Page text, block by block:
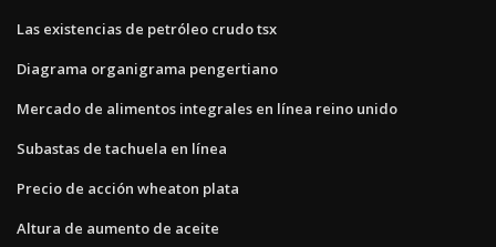
Las existencias de petróleo crudo tsx
Diagrama organigrama pengertiano
Mercado de alimentos integrales en línea reino unido
Subastas de tachuela en línea
Precio de acción wheaton plata
Altura de aumento de aceite